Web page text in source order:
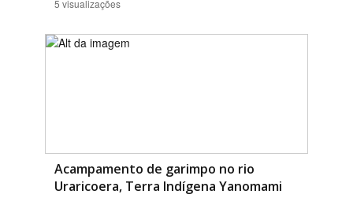
5 visualizações
Acampamento de garimpo no rio
Uraricoera, Terra Indígena Yanomami